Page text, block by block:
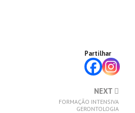
Partilhar
NEXT
FORMAÇÃO INTENSIVA
GERONTOLOGIA